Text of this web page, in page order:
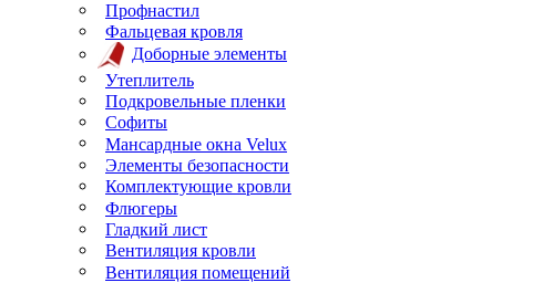
Профнастил
Фальцевая кровля
Доборные элементы
Утеплитель
Подкровельные пленки
Софиты
Мансардные окна Velux
Элементы безопасности
Комплектующие кровли
Флюгеры
Гладкий лист
Вентиляция кровли
Вентиляция помещений